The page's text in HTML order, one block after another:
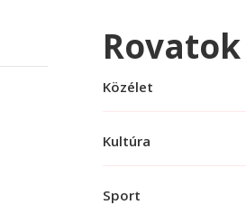
Rovatok
Közélet
Kultúra
Sport